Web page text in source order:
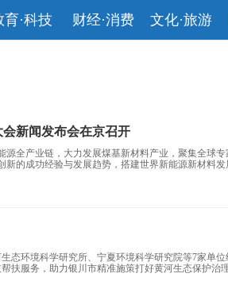
育·科技 财经·消费 文化·旅游
新闻发布会在京召开
全产业链，大力发展煤基新材料产业，聚集全球专
的成功经验与发展趋势，搭建世界新能源新材料发
态环境科学研究所、宁夏环境科学研究院等7家单位
扶服务，助力银川市精准施策打好黄河生态保护治